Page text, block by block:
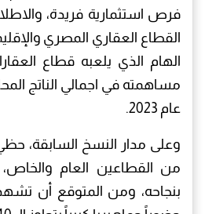
فرص استثمارية فريدة،
القطاع العقاري المصري
الهام الذي يلعبه قطاع
عام 2023.
وعلى مدار النسخ السابقة،
من القطاعين العام
بنجاحه، ومن المتوقع أن